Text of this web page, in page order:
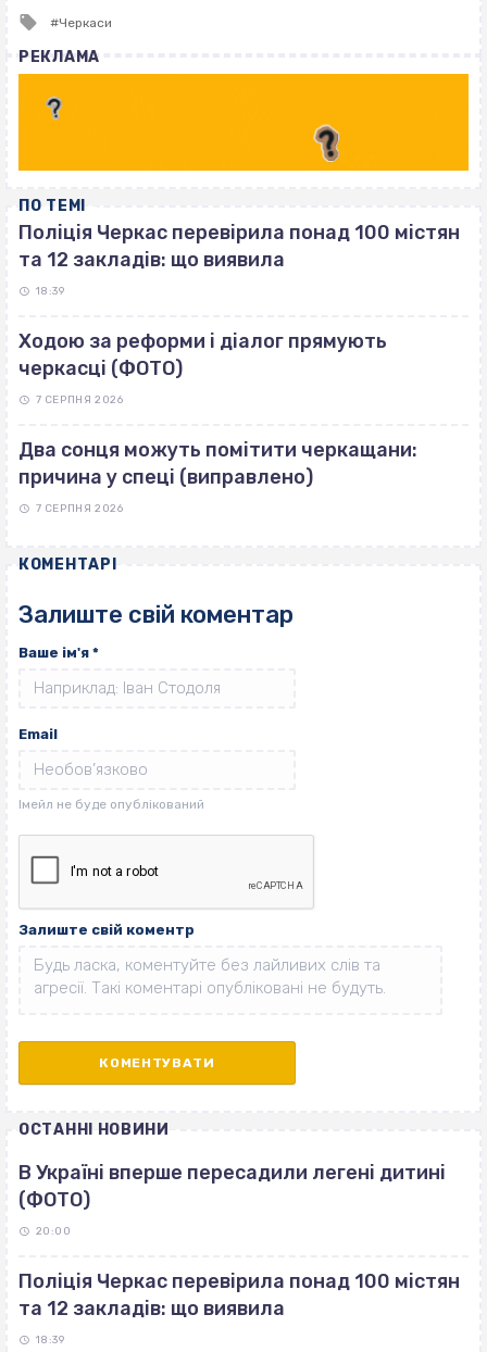
Tagged
Черкаси
РЕКЛАМА
ПО ТЕМІ
Поліція Черкас перевірила понад 100 містян
та 12 закладів: що виявила
18:39
Ходою за реформи і діалог прямують
черкасці (ФОТО)
7 СЕРПНЯ 2026
Два сонця можуть помітити черкащани:
причина у спеці (виправлено)
7 СЕРПНЯ 2026
КОМЕНТАРІ
Залиште свій коментар
Ваше ім'я *
Email
Залиште свій коментр
ОСТАННІ НОВИНИ
В Україні вперше пересадили легені дитині
(ФОТО)
20:00
Поліція Черкас перевірила понад 100 містян
та 12 закладів: що виявила
18:39